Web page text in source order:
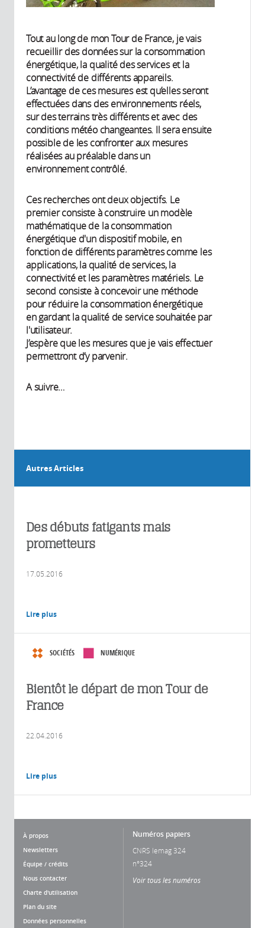
Tout au long de mon Tour de France, je vais
recueillir des données sur la consommation
énergétique, la qualité des services et la
connectivité de différents appareils.
L’avantage de ces mesures est qu’elles seront
effectuées dans des environnements réels,
sur des terrains très différents et avec des
conditions météo changeantes. Il sera ensuite
possible de les confronter aux mesures
réalisées au préalable dans un
environnement contrôlé.
Ces recherches ont deux objectifs. Le
premier consiste à construire un modèle
mathématique de la consommation
énergétique d'un dispositif mobile, en
fonction de différents paramètres comme les
applications, la qualité de services, la
connectivité et les paramètres matériels. Le
second consiste à concevoir une méthode
pour réduire la consommation énergétique
en gardant la qualité de service souhaitée par
l'utilisateur.
J’espère que les mesures que je vais effectuer
permettront d’y parvenir.
A suivre…
Autres Articles
Des débuts fatigants mais
prometteurs
17.05.2016
Lire plus
SOCIÉTÉS NUMÉRIQUE
Bientôt le départ de mon Tour de
France
22.04.2016
Lire plus
À propos
Newsletters
Équipe / crédits
Nous contacter
Charte d'utilisation
Plan du site
Données personnelles
Numéros papiers
CNRS lemag 324
n°324
Voir tous les numéros